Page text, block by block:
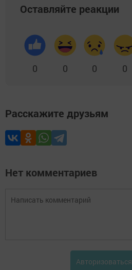
Оставляйте реакции
0 0 0 0
Расскажите друзьям
Нет комментариев
Авторизоваться